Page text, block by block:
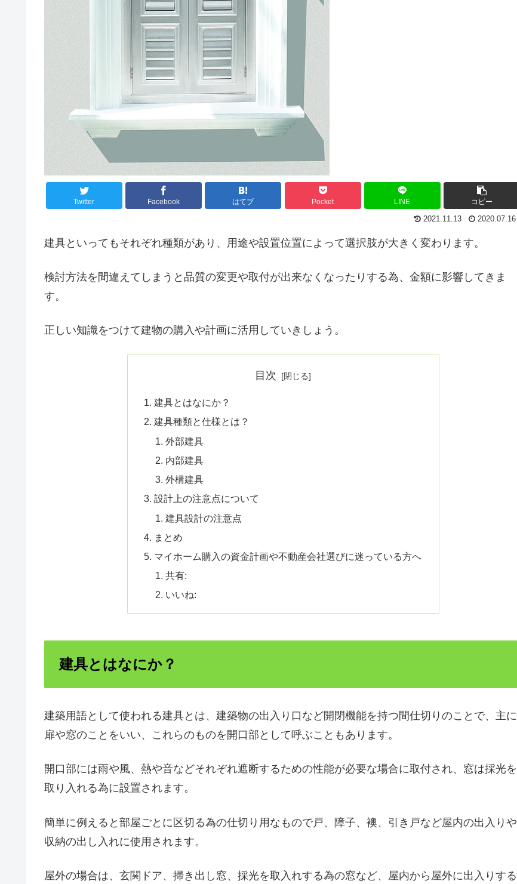
Twitter Facebook はてブ Pocket LINE コピー
2021.11.13 2020.07.16
建具といってもそれぞれ種類があり、用途や設置位置によって選択肢が大きく変わります。
検討方法を間違えてしまうと品質の変更や取付が出来なくなったりする為、金額に影響してきま
す。
正しい知識をつけて建物の購入や計画に活用していきしょう。
目次
建具とはなにか？
建具種類と仕様とは？
外部建具
内部建具
外構建具
設計上の注意点について
建具設計の注意点
まとめ
マイホーム購入の資金計画や不動産会社選びに迷っている方へ
共有:
いいね:
建具とはなにか？
建築用語として使われる建具とは、建築物の出入り口など開閉機能を持つ間仕切りのことで、主に
扉や窓のことをいい、これらのものを開口部として呼ぶこともあります。
開口部には雨や風、熱や音などそれぞれ遮断するための性能が必要な場合に取付され、窓は採光を
取り入れる為に設置されます。
簡単に例えると部屋ごとに区切る為の仕切り用なもので戸、障子、襖、引き戸など屋内の出入りや
収納の出し入れに使用されます。
屋外の場合は、玄関ドア、掃き出し窓、採光を取入れする為の窓など、屋内から屋外に出入りする